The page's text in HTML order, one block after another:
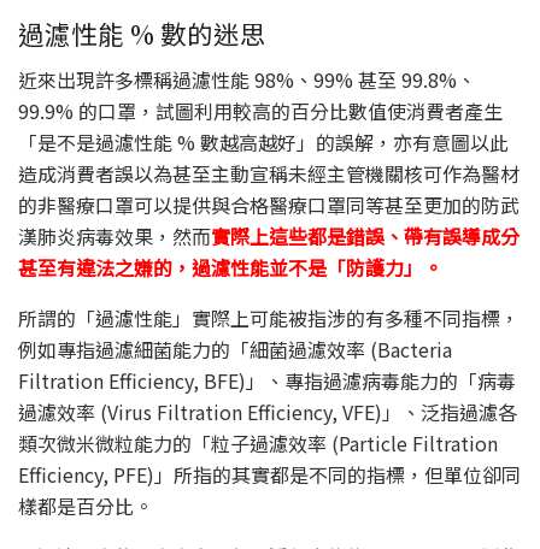
過濾性能 % 數的迷思
近來出現許多標稱過濾性能 98%、99% 甚至 99.8%、
99.9% 的口罩，試圖利用較高的百分比數值使消費者產生
「是不是過濾性能 % 數越高越好」的誤解，亦有意圖以此
造成消費者誤以為甚至主動宣稱未經主管機關核可作為醫材
的非醫療口罩可以提供與合格醫療口罩同等甚至更加的防武
漢肺炎病毒效果，然而實際上這些都是錯誤、帶有誤導成分
甚至有違法之嫌的，過濾性能並不是「防護力」。
所謂的「過濾性能」實際上可能被指涉的有多種不同指標，
例如專指過濾細菌能力的「細菌過濾效率 (Bacteria
Filtration Efficiency, BFE)」、專指過濾病毒能力的「病毒
過濾效率 (Virus Filtration Efficiency, VFE)」、泛指過濾各
類次微米微粒能力的「粒子過濾效率 (Particle Filtration
Efficiency, PFE)」所指的其實都是不同的指標，但單位卻同
樣都是百分比。